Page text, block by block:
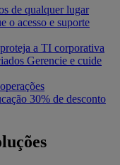
de qualquer lugar
o acesso e suporte
a TI corporativa
Gerencie e cuide
30% de desconto